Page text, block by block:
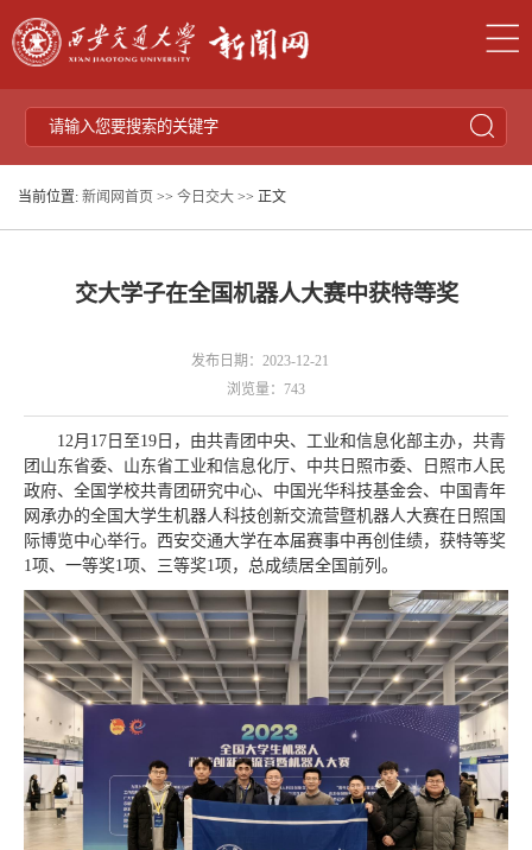
当前位置: 新闻网首页 >> 今日交大 >> 正文
交大学子在全国机器人大赛中获特等奖
发布日期：2023-12-21
浏览量： 743
12月17日至19日，由共青团中央、工业和信息化部主办，共青
团山东省委、山东省工业和信息化厅、中共日照市委、日照市人民
政府、全国学校共青团研究中心、中国光华科技基金会、中国青年
网承办的全国大学生机器人科技创新交流营暨机器人大赛在日照国
际博览中心举行。西安交通大学在本届赛事中再创佳绩，获特等奖
1项、一等奖1项、三等奖1项，总成绩居全国前列。